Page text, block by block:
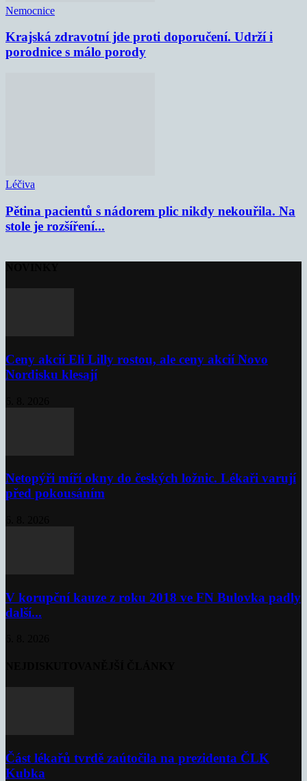
Nemocnice
Krajská zdravotní jde proti doporučení. Udrží i
porodnice s málo porody
Léčiva
Pětina pacientů s nádorem plic nikdy nekouřila. Na
stole je rozšíření...
Ceny akcií Eli Lilly rostou, ale ceny akcií Novo
Nordisku klesají
Netopýři míří okny do českých ložnic. Lékaři varují
před pokousáním
V korupční kauze z roku 2018 ve FN Bulovka padly
další...
Část lékařů tvrdě zaútočila na prezidenta ČLK
Kubka